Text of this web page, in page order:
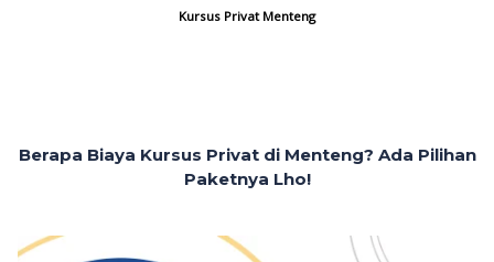
Kursus Privat Menteng
Berapa Biaya Kursus Privat di Menteng? Ada Pilihan
Paketnya Lho!